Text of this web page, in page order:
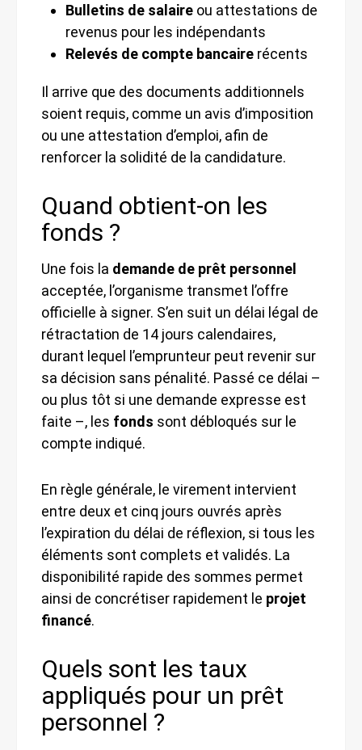
Bulletins de salaire ou attestations de
revenus pour les indépendants
Relevés de compte bancaire récents
Il arrive que des documents additionnels
soient requis, comme un avis d’imposition
ou une attestation d’emploi, afin de
renforcer la solidité de la candidature.
Quand obtient-on les
fonds ?
Une fois la demande de prêt personnel
acceptée, l’organisme transmet l’offre
officielle à signer. S’en suit un délai légal de
rétractation de 14 jours calendaires,
durant lequel l’emprunteur peut revenir sur
sa décision sans pénalité. Passé ce délai –
ou plus tôt si une demande expresse est
faite –, les fonds sont débloqués sur le
compte indiqué.
En règle générale, le virement intervient
entre deux et cinq jours ouvrés après
l’expiration du délai de réflexion, si tous les
éléments sont complets et validés. La
disponibilité rapide des sommes permet
ainsi de concrétiser rapidement le projet
financé.
Quels sont les taux
appliqués pour un prêt
personnel ?